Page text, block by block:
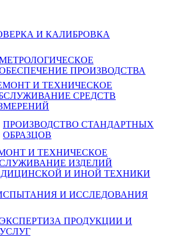
И КАЛИБРОВКА
ПРОИЗВОДСТВА
И ТЕХНИЧЕСКОЕ
СРЕДСТВ
ПРОИЗВОДСТВО СТАНДАРТНЫХ
ОБРАЗЦОВ
И ТЕХНИЧЕСКОЕ
ИЗДЕЛИЙ
И ИНОЙ ТЕХНИКИ
И ИССЛЕДОВАНИЯ
ЭКСПЕРТИЗА ПРОДУКЦИИ И
УСЛУГ